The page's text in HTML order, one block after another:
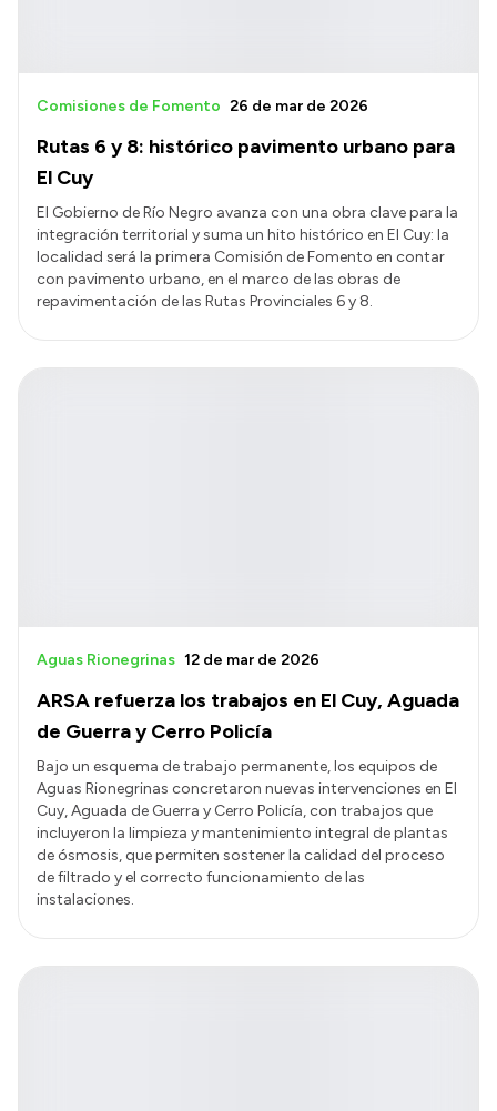
Rutas 6 y 8: histórico pavimento urbano para
El Cuy
Comisiones de Fomento 26 de mar de 2026
El Gobierno de Río Negro avanza con una obra clave para la
integración territorial y suma un hito histórico en El Cuy: la
localidad será la primera Comisión de Fomento en contar
con pavimento urbano, en el marco de las obras de
repavimentación de las Rutas Provinciales 6 y 8.
ARSA refuerza los trabajos en El Cuy, Aguada
de Guerra y Cerro Policía
Aguas Rionegrinas 12 de mar de 2026
Bajo un esquema de trabajo permanente, los equipos de
Aguas Rionegrinas concretaron nuevas intervenciones en El
Cuy, Aguada de Guerra y Cerro Policía, con trabajos que
incluyeron la limpieza y mantenimiento integral de plantas
de ósmosis, que permiten sostener la calidad del proceso
de filtrado y el correcto funcionamiento de las
instalaciones.